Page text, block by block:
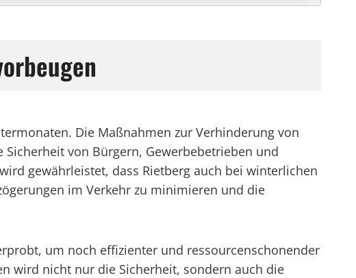
Die Maßnahmen zur Verhinderung von
von Bürgern, Gewerbebetrieben und
gewährleistet, dass Rietberg auch bei winterlichen
im Verkehr zu minimieren und die
um noch effizienter und ressourcenschonender
wird nicht nur die Sicherheit, sondern auch die